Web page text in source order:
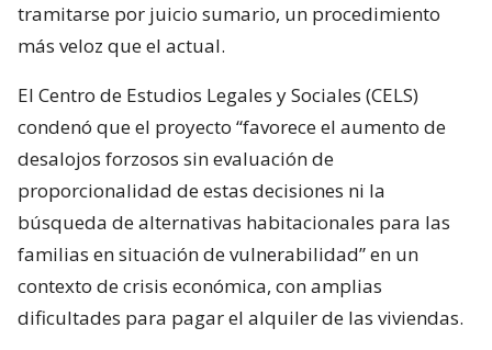
tramitarse por juicio sumario, un procedimiento
más veloz que el actual.
El Centro de Estudios Legales y Sociales (CELS)
condenó que el proyecto “favorece el aumento de
desalojos forzosos sin evaluación de
proporcionalidad de estas decisiones ni la
búsqueda de alternativas habitacionales para las
familias en situación de vulnerabilidad” en un
contexto de crisis económica, con amplias
dificultades para pagar el alquiler de las viviendas.